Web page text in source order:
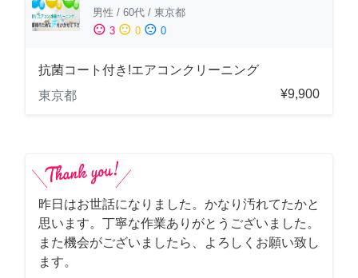
男性 / 60代 / 東京都
sentiment_satisfied 3 sentiment_neutral 0 sentiment_dissatisfied 0
抗菌コート付き!エアコンクリーニング
東京都
¥9,900
昨日はお世話になりました。かなり汚れてたかと
思います。丁寧な作業ありがとうございました。
また機会がございましたら、よろしくお願い致し
ます。